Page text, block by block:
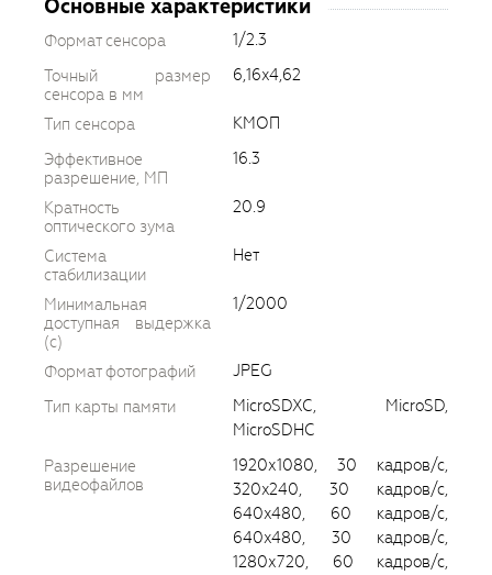
Основные характеристики
Формат сенсора
1/2.3
Точный размер
сенсора в мм
6,16x4,62
Тип сенсора
КМОП
Эффективное
разрешение, МП
16.3
Кратность
оптического зума
20.9
Система
стабилизации
Нет
Минимальная
доступная выдержка
(c)
1/2000
Формат фотографий
JPEG
Тип карты памяти
MicroSDXC, MicroSD,
MicroSDHC
Разрешение
видеофайлов
1920х1080, 30 кадров/с,
320x240, 30 кадров/с,
640x480, 60 кадров/с,
640x480, 30 кадров/с,
1280х720, 60 кадров/с,